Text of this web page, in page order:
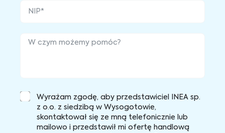
Wyrażam zgodę, aby przedstawiciel INEA sp.
z o.o. z siedzibą w Wysogotowie,
skontaktował się ze mną telefonicznie lub
mailowo i przedstawił mi ofertę handlową